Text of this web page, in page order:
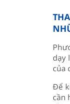
dạy
của
Để
cần